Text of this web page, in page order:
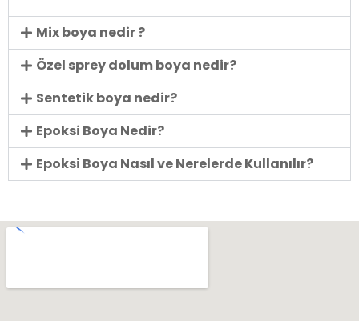
Mix boya nedir ?
Özel sprey dolum boya nedir?
Sentetik boya nedir?
Epoksi Boya Nedir?
Epoksi Boya Nasıl ve Nerelerde Kullanılır?